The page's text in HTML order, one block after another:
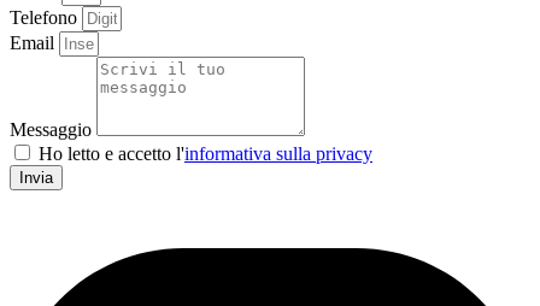
Telefono
Email
Messaggio
Ho letto e accetto l'informativa sulla privacy
Invia